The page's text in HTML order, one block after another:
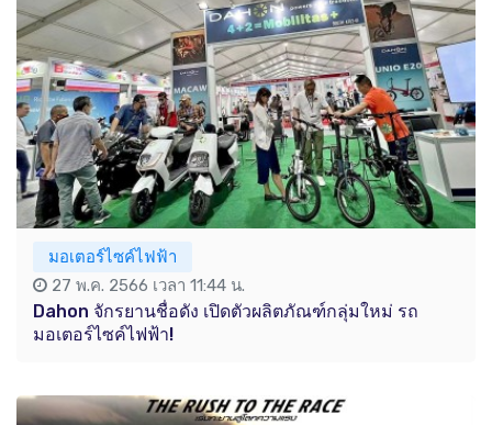
มอเตอร์ไซค์ไฟฟ้า
27 พ.ค. 2566 เวลา 11:44 น.
Dahon จักรยานชื่อดัง เปิดตัวผลิตภัณฑ์กลุ่มใหม่ รถ
มอเตอร์ไซค์ไฟฟ้า!